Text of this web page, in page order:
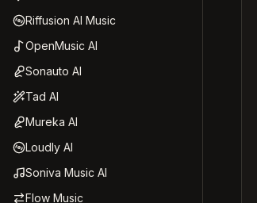
Riffusion AI Music
OpenMusic AI
Sonauto AI
Tad AI
Mureka AI
Loudly AI
Soniva Music AI
Flow Music